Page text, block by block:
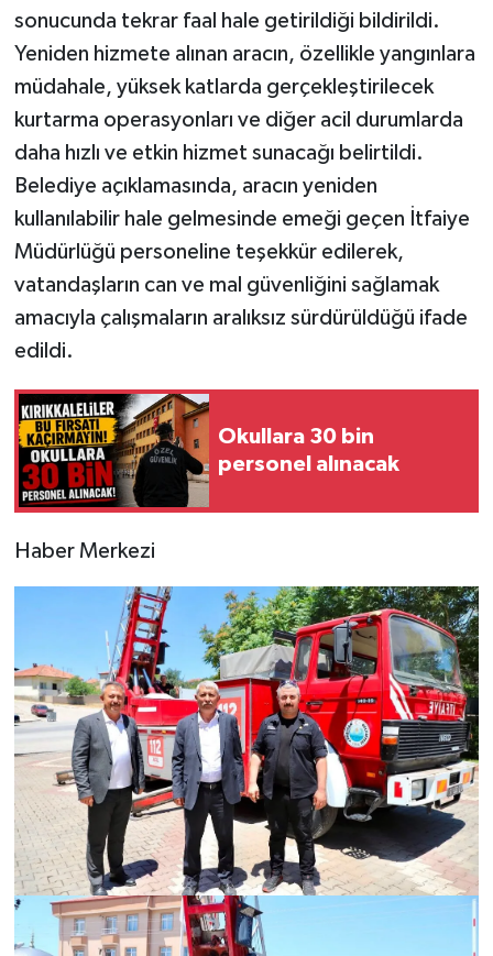
sonucunda tekrar faal hale getirildiği bildirildi.
Yeniden hizmete alınan aracın, özellikle yangınlara
müdahale, yüksek katlarda gerçekleştirilecek
kurtarma operasyonları ve diğer acil durumlarda
daha hızlı ve etkin hizmet sunacağı belirtildi.
Belediye açıklamasında, aracın yeniden
kullanılabilir hale gelmesinde emeği geçen İtfaiye
Müdürlüğü personeline teşekkür edilerek,
vatandaşların can ve mal güvenliğini sağlamak
amacıyla çalışmaların aralıksız sürdürüldüğü ifade
edildi.
Okullara 30 bin
personel alınacak
Haber Merkezi